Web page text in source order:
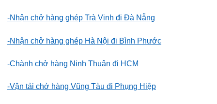
-Nhận chở hàng ghép Trà Vinh đi Đà Nẵng
-Nhận chở hàng ghép Hà Nội đi Bình Phước
-Chành chở hàng Ninh Thuận đi HCM
-Vận tải chở hàng Vũng Tàu đi Phụng Hiệp